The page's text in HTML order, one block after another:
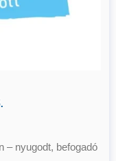
– nyugodt, befogadó